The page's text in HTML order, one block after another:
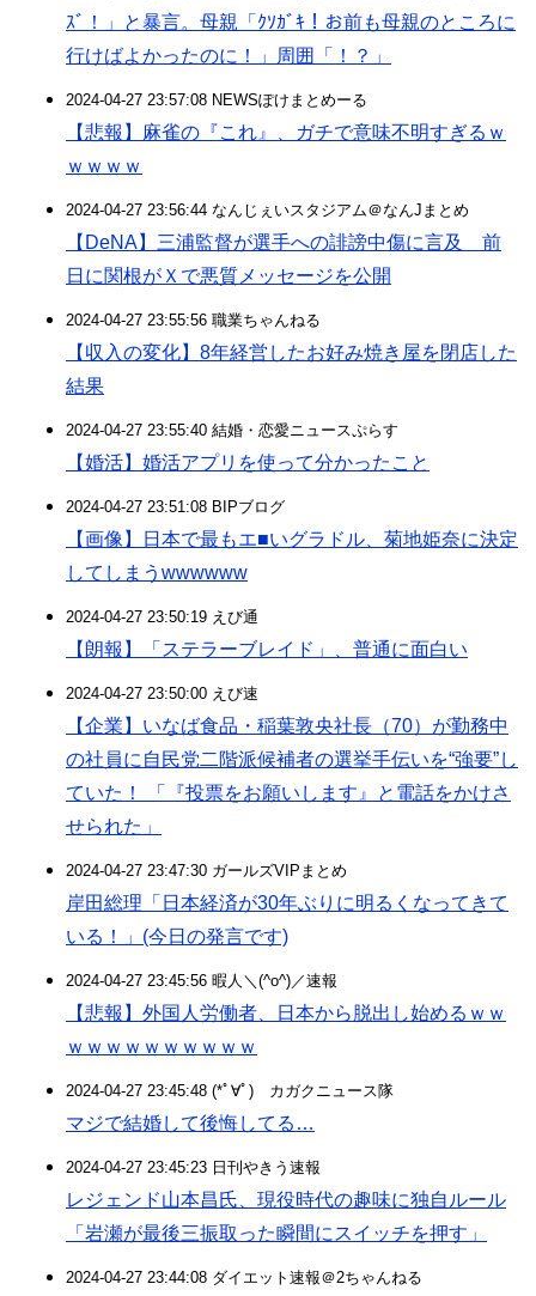
ｽﾞ！」と暴言。母親「ｸｿｶﾞｷ！お前も母親のところに
行けばよかったのに！」周囲「！？」
2024-04-27 23:57:08 NEWSぽけまとめーる
【悲報】麻雀の『これ』、ガチで意味不明すぎるｗ
ｗｗｗｗ
2024-04-27 23:56:44 なんじぇいスタジアム＠なんJまとめ
【DeNA】三浦監督が選手への誹謗中傷に言及 前
日に関根がＸで悪質メッセージを公開
2024-04-27 23:55:56 職業ちゃんねる
【収入の変化】8年経営したお好み焼き屋を閉店した
結果
2024-04-27 23:55:40 結婚・恋愛ニュースぷらす
【婚活】婚活アプリを使って分かったこと
2024-04-27 23:51:08 BIPブログ
【画像】日本で最もエ■いグラドル、菊地姫奈に決定
してしまうwwwwww
2024-04-27 23:50:19 えび通
【朗報】「ステラーブレイド」、普通に面白い
2024-04-27 23:50:00 えび速
【企業】いなば食品・稲葉敦央社長（70）が勤務中
の社員に自民党二階派候補者の選挙手伝いを“強要”し
ていた！ 「『投票をお願いします』と電話をかけさ
せられた」
2024-04-27 23:47:30 ガールズVIPまとめ
岸田総理「日本経済が30年ぶりに明るくなってきて
いる！」(今日の発言です)
2024-04-27 23:45:56 暇人＼(^o^)／速報
【悲報】外国人労働者、日本から脱出し始めるｗｗ
ｗｗｗｗｗｗｗｗｗｗ
2024-04-27 23:45:48 (*ﾟ∀ﾟ)ゞカガクニュース隊
マジで結婚して後悔してる…
2024-04-27 23:45:23 日刊やきう速報
レジェンド山本昌氏、現役時代の趣味に独自ルール
「岩瀬が最後三振取った瞬間にスイッチを押す」
2024-04-27 23:44:08 ダイエット速報＠2ちゃんねる